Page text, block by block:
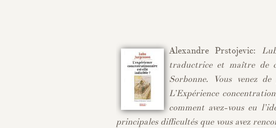
Alexandre Prstojevic:
traductrice et maître de
Sorbonne. Vous venez
L’Expérience
comment avez-vous eu
principales difficultés que vous avez